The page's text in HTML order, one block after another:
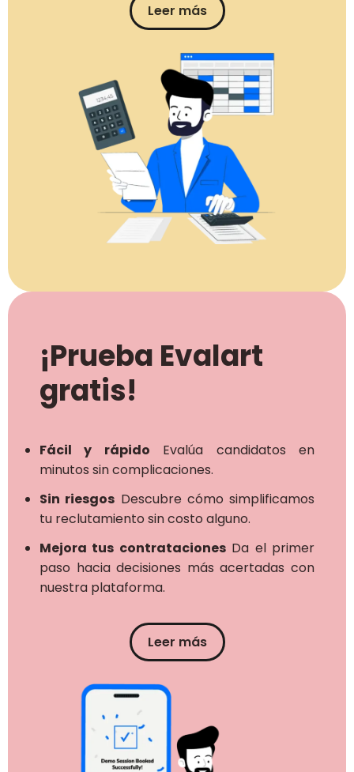
Leer más
¡Prueba Evalart
gratis!
Fácil y rápido Evalúa candidatos en
minutos sin complicaciones.
Sin riesgos Descubre cómo simplificamos
tu reclutamiento sin costo alguno.
Mejora tus contratacionesDa el primer
paso hacia decisiones más acertadas con
nuestra plataforma.
Leer más